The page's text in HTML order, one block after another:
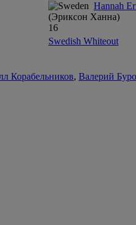
Hannah
(Эриксон Ханна)
16
Swedish Whiteout
Корабельников, Валерий